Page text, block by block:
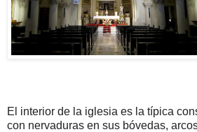
El interior de la iglesia es la típica
con nervaduras en sus bóvedas,